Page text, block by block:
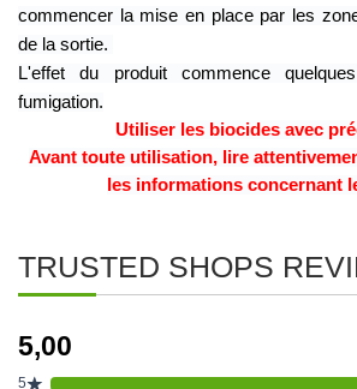
commencer la mise en place par les
de la sortie.
L'effet du produit commence
fumigation.
Utiliser les biocides avec
Avant toute utilisation, lire
les informations concernant
TRUSTED SHOPS